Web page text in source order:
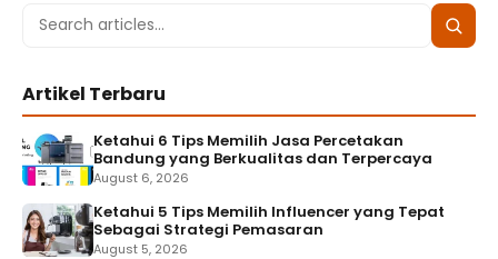
Search
Search
Artikel Terbaru
Ketahui 6 Tips Memilih Jasa Percetakan
Bandung yang Berkualitas dan Terpercaya
August 6, 2026
Ketahui 5 Tips Memilih Influencer yang Tepat
Sebagai Strategi Pemasaran
August 5, 2026